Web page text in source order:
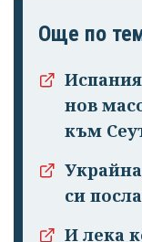
Още по
нов
към
си
И лека